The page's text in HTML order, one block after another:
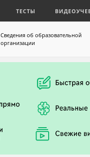
ТЕСТЫ
Сведения об образовательной
организации